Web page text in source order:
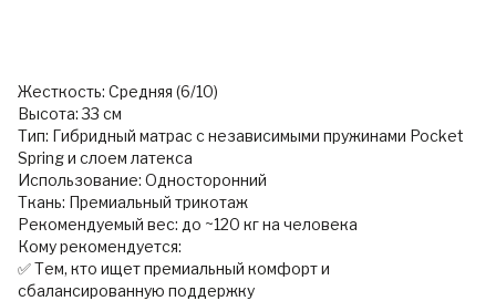
Жесткость: Средняя (6/10)
Высота: 33 см
Тип: Гибридный матрас с независимыми пружинами Pocket
Spring и слоем латекса
Использование: Односторонний
Ткань: Премиальный трикотаж
Рекомендуемый вес: до ~120 кг на человека
Кому рекомендуется:
✅ Тем, кто ищет премиальный комфорт и
сбалансированную поддержку